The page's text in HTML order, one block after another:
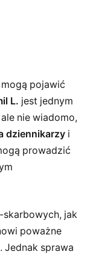
pojawić
L. jest jednym
nie wiadomo,
dziennikarzy i
prowadzić
skarbowych, jak
poważne
Jednak sprawa